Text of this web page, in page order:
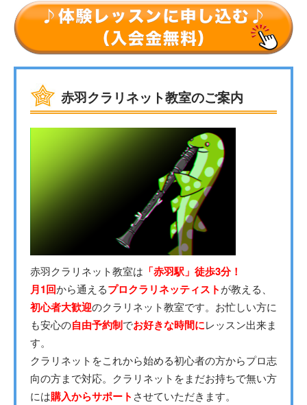
赤羽クラリネット教室のご案内
赤羽クラリネット教室は 「赤羽駅」徒歩3分！
月1回から通えるプロクラリネッティストが教える、
初心者大歓迎のクラリネット教室です。お忙しい方に
も安心の自由予約制でお好きな時間にレッスン出来ま
す。
クラリネットをこれから始める初心者の方からプロ志
向の方まで対応。クラリネットをまだお持ちで無い方
には購入からサポート させていただきます。